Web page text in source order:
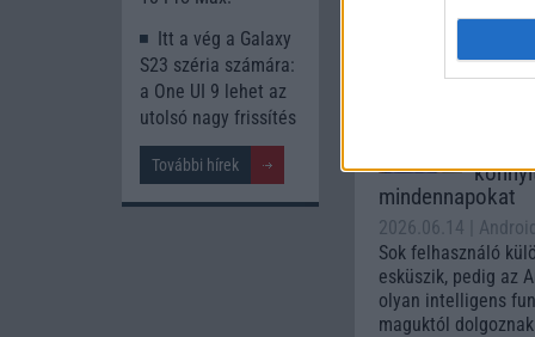
csúcskategóriás és
készülék számára
mindennapokat
2026.06.14
|
Sok felhasználó
esküszik, pedig az
olyan intelligens
maguktól
Itt a vég a Galaxy
S23 széria számára:
a One UI 9 lehet az
utolsó nagy frissítés
További hírek